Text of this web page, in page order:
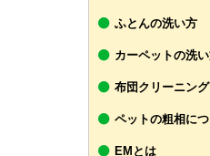
ふとんの洗い方
カーペットの洗
布団クリーニング
ペットの粗相に
EMとは